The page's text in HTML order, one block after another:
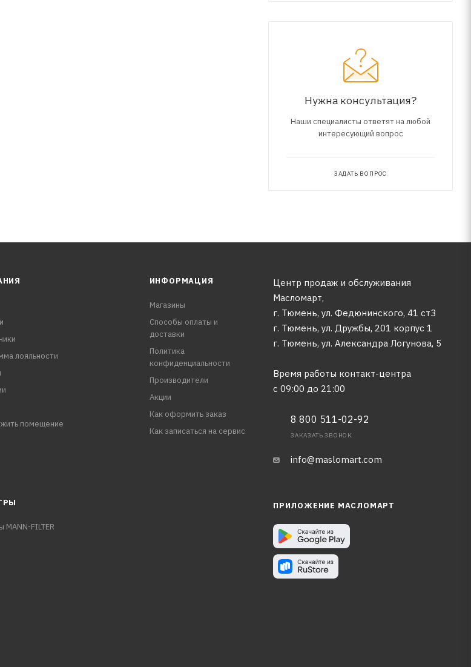
Нужна консультация?
Наши специалисты ответят на любой
интересующий вопрос
ЗАДАТЬ ВОПРОС
лояльности
помещение
ИНФОРМАЦИЯ
Магазины
Способы оплаты и
доставки
Политика
конфиденциальности
Производители
Акции
Как оформить заказ
Как записаться на сервис
Центр продаж и обслуживания
Масломарт,
г. Тюмень, ул. Федюнинского, 41 ст3
г. Тюмень, ул. Дружбы, 201 корпус 1
г. Тюмень, ул. Александра Логунова, 5
Время работы контакт-центра
с 09:00 до 21:00
8 800 511-02-92
ЗАКАЗАТЬ ЗВОНОК
info@maslomart.com
MANN-FILTER
ПРИЛОЖЕНИЕ МАСЛОМАРТ